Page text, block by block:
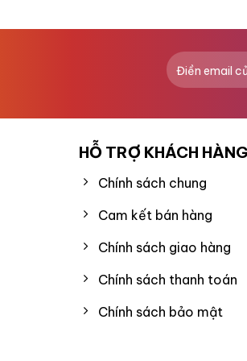
5
HỖ TRỢ KHÁCH HÀNG
Chính sách chung
Cam kết bán hàng
Chính sách giao hàng
Chính sách thanh toán
Chính sách bảo mật